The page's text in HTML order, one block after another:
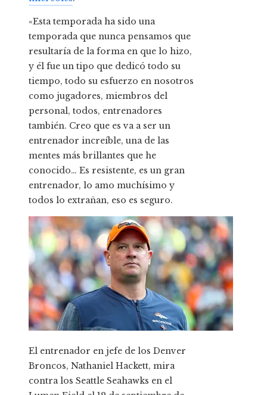
«Esta temporada ha sido una
temporada que nunca pensamos que
resultaría de la forma en que lo hizo,
y él fue un tipo que dedicó todo su
tiempo, todo su esfuerzo en nosotros
como jugadores, miembros del
personal, todos, entrenadores
también. Creo que es va a ser un
entrenador increíble, una de las
mentes más brillantes que he
conocido… Es resistente, es un gran
entrenador, lo amo muchísimo y
todos lo extrañan, eso es seguro.
El entrenador en jefe de los Denver
Broncos, Nathaniel Hackett, mira
contra los Seattle Seahawks en el